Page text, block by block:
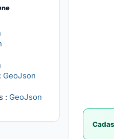
GeoJson
: GeoJson